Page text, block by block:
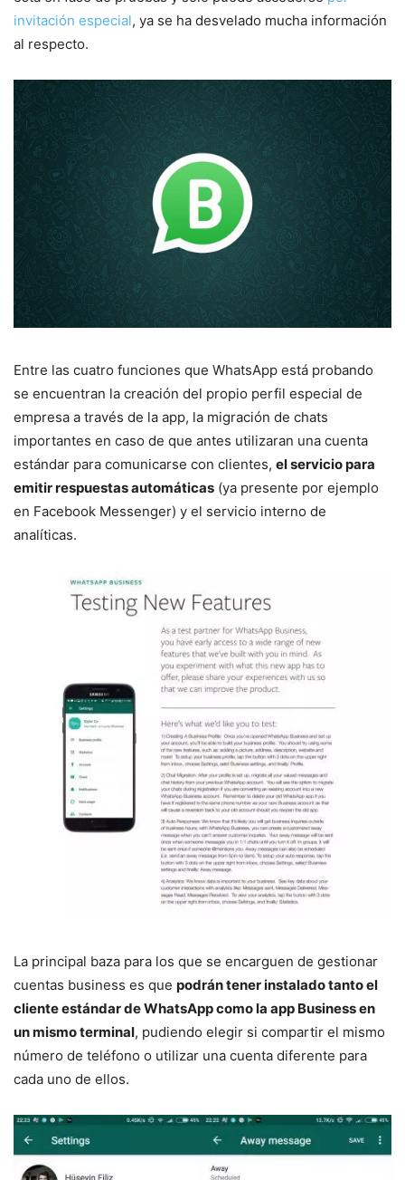
invitación especial, ya se ha desvelado mucha información
al respecto.
Entre las cuatro funciones que WhatsApp está probando
se encuentran la creación del propio perfil especial de
empresa a través de la app, la migración de chats
importantes en caso de que antes utilizaran una cuenta
estándar para comunicarse con clientes, el servicio para
emitir respuestas automáticas (ya presente por ejemplo
en Facebook Messenger) y el servicio interno de
analíticas.
La principal baza para los que se encarguen de gestionar
cuentas business es que podrán tener instalado tanto el
cliente estándar de WhatsApp como la app Business en
un mismo terminal, pudiendo elegir si compartir el mismo
número de teléfono o utilizar una cuenta diferente para
cada uno de ellos.